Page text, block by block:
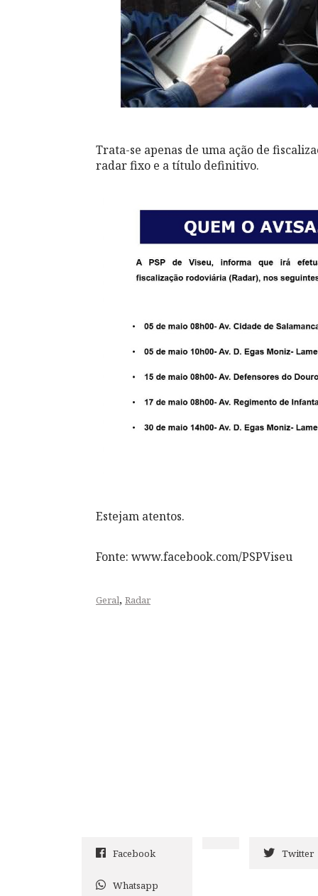
Trata-se apenas de uma ação de
radar fixo e a título definitivo.
Estejam atentos.
Fonte: www.facebook.com/PSPViseu
Geral, Radar
Facebook Twitter
Whatsapp